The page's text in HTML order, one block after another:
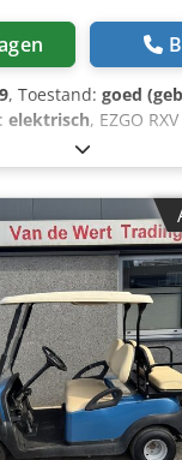
, Toestand: goed
elektrisch, EZGO
4 Zits 2019 Inc
via Whatsapp.
Prijzen zijn af
B.V. heeft een
truck,
Al onze leveringen
in AS-IS condities
algemene
en/of proefrit kunt
afspraak maken. Bel
aanwezig. Van
3 5391